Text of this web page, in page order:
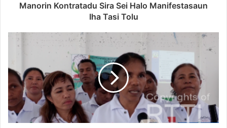
Manorin Kontratadu Sira Sei Halo Manifestasaun
Iha Tasi Tolu